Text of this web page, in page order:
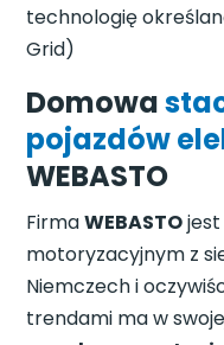
technologię
Grid)
Domowa
pojazdów
WEBASTO
FirmaWEBASTO
motoryzacyjnym z
Niemczech i
trendami ma w